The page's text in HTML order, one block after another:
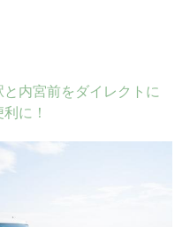
内宮前をダイレクトに
に！